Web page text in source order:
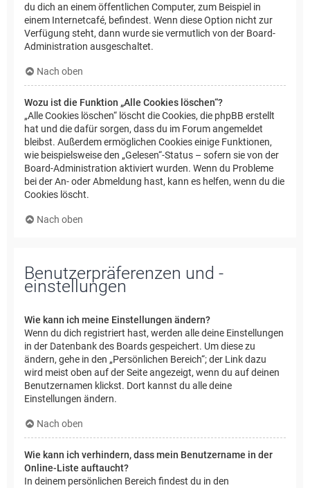
du dich an einem öffentlichen Computer, zum Beispiel in
einem Internetcafé, befindest. Wenn diese Option nicht zur
Verfügung steht, dann wurde sie vermutlich von der Board-
Administration ausgeschaltet.
Nach oben
Wozu ist die Funktion „Alle Cookies löschen“?
„Alle Cookies löschen“ löscht die Cookies, die phpBB erstellt
hat und die dafür sorgen, dass du im Forum angemeldet
bleibst. Außerdem ermöglichen Cookies einige Funktionen,
wie beispielsweise den „Gelesen“-Status – sofern sie von der
Board-Administration aktiviert wurden. Wenn du Probleme
bei der An- oder Abmeldung hast, kann es helfen, wenn du die
Cookies löscht.
Nach oben
Benutzerpräferenzen und -
einstellungen
Wie kann ich meine Einstellungen ändern?
Wenn du dich registriert hast, werden alle deine Einstellungen
in der Datenbank des Boards gespeichert. Um diese zu
ändern, gehe in den „Persönlichen Bereich“; der Link dazu
wird meist oben auf der Seite angezeigt, wenn du auf deinen
Benutzernamen klickst. Dort kannst du alle deine
Einstellungen ändern.
Nach oben
Wie kann ich verhindern, dass mein Benutzername in der
Online-Liste auftaucht?
In deinem persönlichen Bereich findest du in den